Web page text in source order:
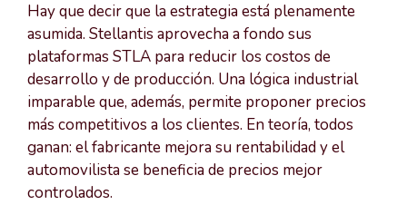
Hay que decir que la estrategia está plenamente
asumida. Stellantis aprovecha a fondo sus
plataformas STLA para reducir los costos de
desarrollo y de producción. Una lógica industrial
imparable que, además, permite proponer precios
más competitivos a los clientes. En teoría, todos
ganan: el fabricante mejora su rentabilidad y el
automovilista se beneficia de precios mejor
controlados.